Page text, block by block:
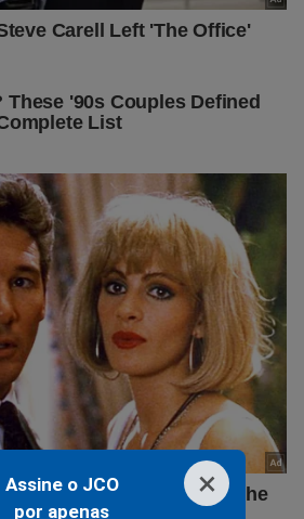
×
Assine o JCO
por apenas